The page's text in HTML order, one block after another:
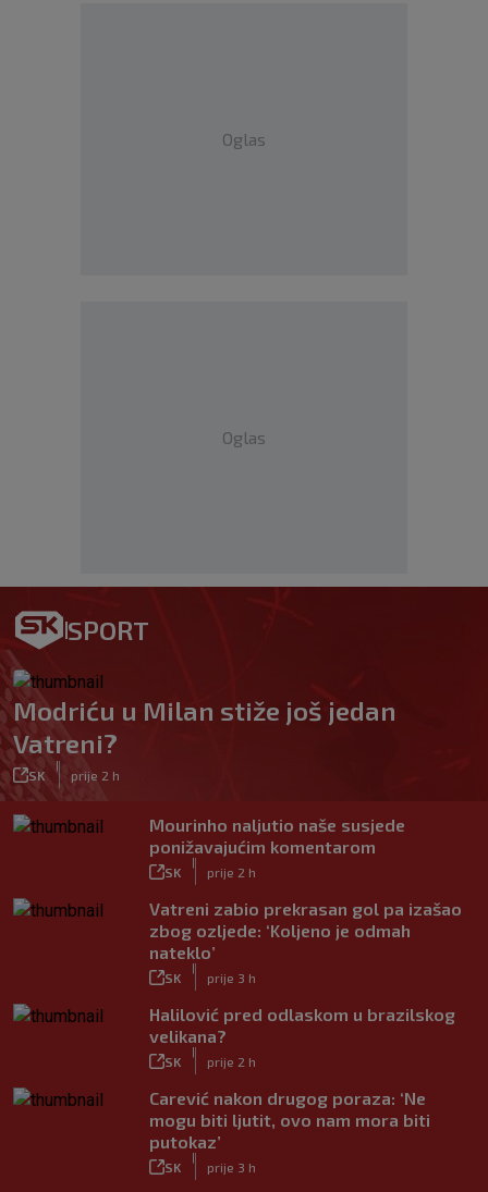
Oglas
Oglas
SPORT
Modriću u Milan stiže još jedan
Vatreni?
SK prije 2 h
Mourinho naljutio naše susjede
ponižavajućim komentarom
SK prije 2 h
Vatreni zabio prekrasan gol pa izašao
zbog ozljede: ‘Koljeno je odmah
nateklo’
SK prije 3 h
Halilović pred odlaskom u brazilskog
velikana?
SK prije 2 h
Carević nakon drugog poraza: ‘Ne
mogu biti ljutit, ovo nam mora biti
putokaz’
SK prije 3 h